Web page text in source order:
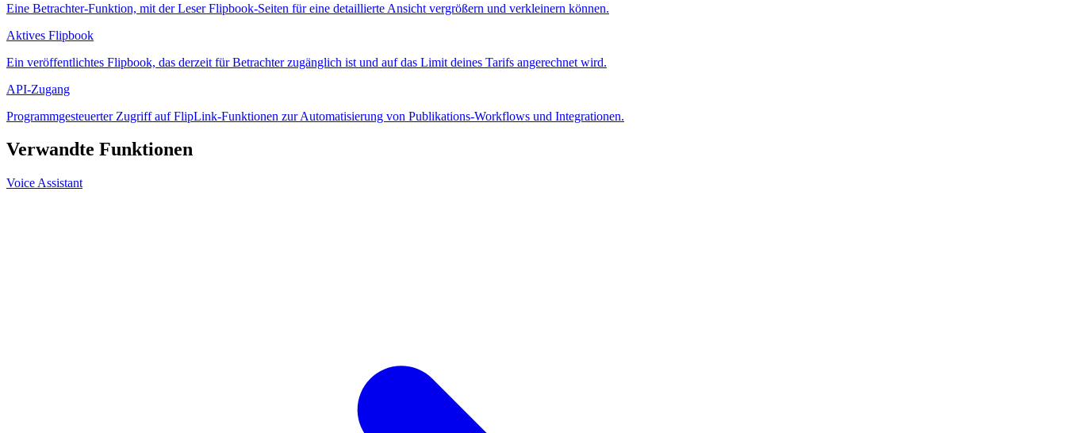
Eine Betrachter-Funktion, mit der Leser Flipbook-Seiten für eine detaillierte Ansicht vergrößern und verkleinern können.
Aktives Flipbook
Ein veröffentlichtes Flipbook, das derzeit für Betrachter zugänglich ist und auf das Limit deines Tarifs angerechnet wird.
API-Zugang
Programmgesteuerter Zugriff auf FlipLink-Funktionen zur Automatisierung von Publikations-Workflows und Integrationen.
Verwandte Funktionen
Voice Assistant